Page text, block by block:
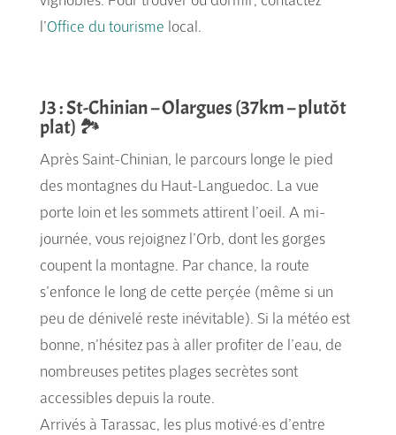
l’Office du tourisme local.
J3 : St-Chinian – Olargues (37km – plutôt
plat) 🏞️
Après Saint-Chinian, le parcours longe le pied
des montagnes du Haut-Languedoc. La vue
porte loin et les sommets attirent l’oeil. A mi-
journée, vous rejoignez l’Orb, dont les gorges
coupent la montagne. Par chance, la route
s’enfonce le long de cette perçée (même si un
peu de dénivelé reste inévitable). Si la météo est
bonne, n’hésitez pas à aller profiter de l’eau, de
nombreuses petites plages secrètes sont
accessibles depuis la route.
Arrivés à Tarassac, les plus motivé·es d’entre